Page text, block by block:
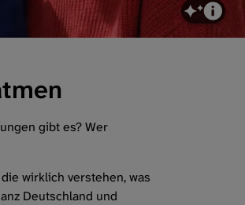
gibt es? Wer
wirklich verstehen, was
Deutschland und